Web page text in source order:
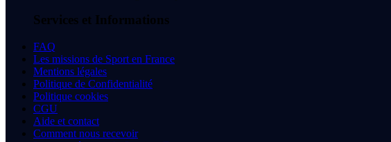
Services et Informations
FAQ
Les missions de Sport en France
Mentions légales
Politique de Confidentialité
Politique cookies
CGU
Aide et contact
Comment nous recevoir